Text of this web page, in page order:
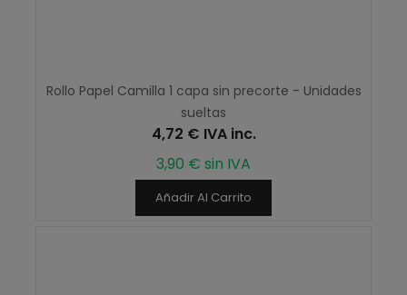
Rollo Papel Camilla 1 capa sin precorte - Unidades
sueltas
4,72 € IVA inc.
3,90 € sin IVA
Añadir Al Carrito